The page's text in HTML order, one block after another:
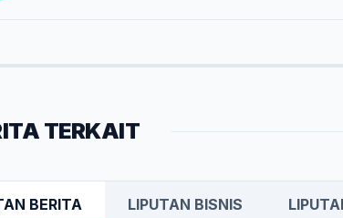
TERKAIT
BERITA LIPUTAN BISNIS